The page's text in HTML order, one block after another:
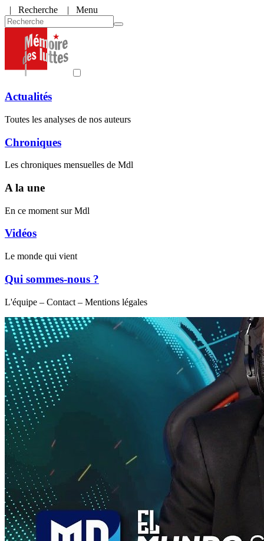
| Recherche | Menu
Actualités
Toutes les analyses de nos auteurs
Chroniques
Les chroniques mensuelles de Mdl
A la une
En ce moment sur Mdl
Vidéos
Le monde qui vient
Qui sommes-nous ?
L'équipe – Contact – Mentions légales